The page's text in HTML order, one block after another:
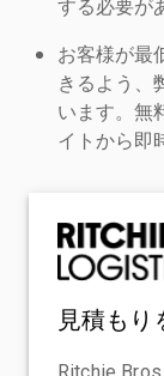
する必要が
お客様が最
きるよう、
います。無
イトから即
見積もり